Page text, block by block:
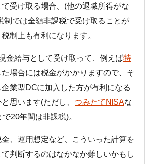
受け取る場合、(他の退職所得がな
制では全額非課税で受け取ることが
制上も有利になります。
金給与として受け取って、例えば特
た場合には税金がかかりますので、そ
企業型DCに加入した方が有利になる
思います(ただし、 つみたてNISAな
20年間は非課税)。
、運用想定など、こういった計算を
判断するのはなかなか難しいかもし